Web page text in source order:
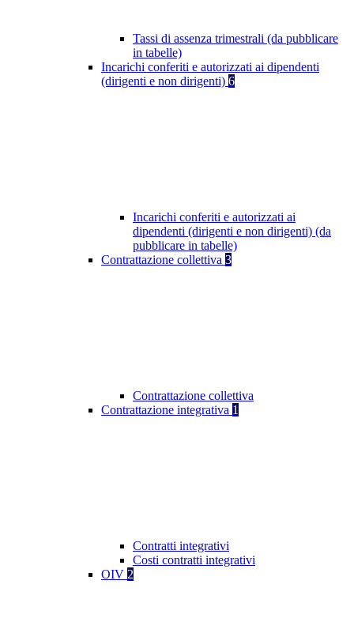
Tassi di assenza trimestrali (da pubblicare
in tabelle)
Incarichi conferiti e autorizzati ai dipendenti
(dirigenti e non dirigenti) 6
Incarichi conferiti e autorizzati ai
dipendenti (dirigenti e non dirigenti) (da
pubblicare in tabelle)
Contrattazione collettiva 3
Contrattazione collettiva
Contrattazione integrativa 1
Contratti integrativi
Costi contratti integrativi
OIV 2